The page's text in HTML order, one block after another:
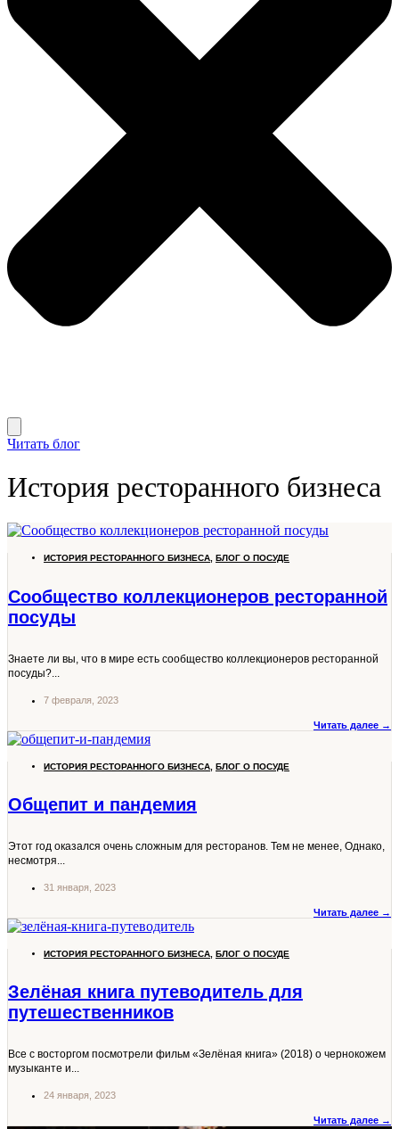
Читать блог
История ресторанного бизнеса
ИСТОРИЯ РЕСТОРАННОГО БИЗНЕСА, БЛОГ О ПОСУДЕ
Сообщество коллекционеров ресторанной
посуды
Знаете ли вы, что в мире есть сообщество коллекционеров ресторанной
посуды?...
7 февраля, 2023
Читать далее →
ИСТОРИЯ РЕСТОРАННОГО БИЗНЕСА БЛОГ О ПОСУДЕ
Общепит и пандемия
Этот год оказался очень сложным для ресторанов. Тем не менее, Однако,
несмотря...
31 января, 2023
Читать далее →
ИСТОРИЯ РЕСТОРАННОГО БИЗНЕСА БЛОГ О ПОСУДЕ
Зелёная книга путеводитель для
путешественников
Все с восторгом посмотрели фильм «Зелёная книга» (2018) о чернокожем
музыканте и...
24 января, 2023
Читать далее →